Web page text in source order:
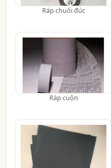
Ráp chuôi đúc
Ráp cuộn